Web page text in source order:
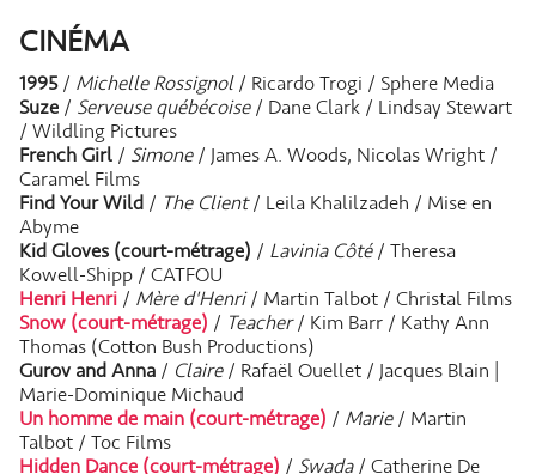
CINÉMA
1995/ Michelle Rossignol/ Ricardo Trogi / Sphere Media
Suze/ Serveuse québécoise/ Dane Clark / Lindsay Stewart
/ Wildling Pictures
French Girl/ Simone/ James A. Woods, Nicolas Wright /
Caramel Films
Find Your Wild/ The Client/ Leila Khalilzadeh / Mise en
Abyme
Kid Gloves (court-métrage) / Lavinia Côté/ Theresa
Kowell-Shipp / CATFOU
Henri Henri/ Mère d'Henri/ Martin Talbot / Christal Films
Snow (court-métrage) / Teacher/ Kim Barr / Kathy Ann
Thomas (Cotton Bush Productions)
Gurov and Anna/ Claire/ Rafaël Ouellet / Jacques Blain |
Marie-Dominique Michaud
Un homme de main (court-métrage) / Marie/ Martin
Talbot / Toc Films
Hidden Dance (court-métrage) / Swada/ Catherine De